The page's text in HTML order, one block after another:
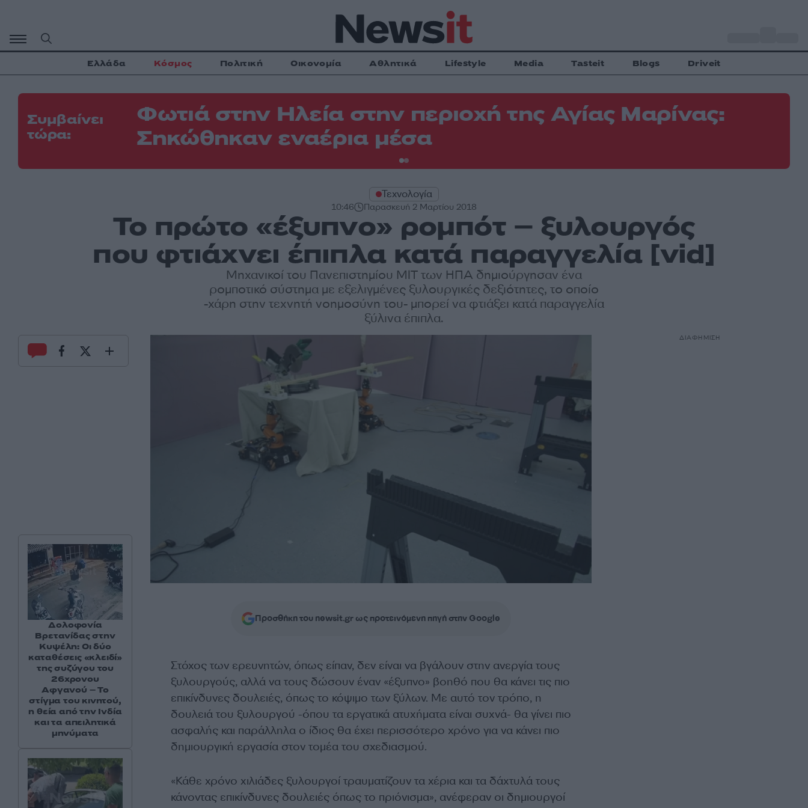
περιεχόμενο
Ελλάδα Κόσμος Πολιτική Οικονομία Αθλητικά Lifestyle Media Tasteit Blogs Driveit
Συμβαίνει
τώρα:
Φωτιά στην Ηλεία στην περιοχή της Αγίας Μαρίνας:
Σηκώθηκαν εναέρια μέσα
Τεχνολογία
10:46 Παρασκευή 2 Μαρτίου 2018
Το πρώτο «έξυπνο» ρομπότ – ξυλουργός
που φτιάχνει έπιπλα κατά παραγγελία [vid]
Μηχανικοί του Πανεπιστημίου ΜΙΤ των ΗΠΑ δημιούργησαν ένα
ρομποτικό σύστημα με εξελιγμένες ξυλουργικές δεξιότητες, το οποίο
-χάρη στην τεχνητή νοημοσύνη του- μπορεί να φτιάξει κατά παραγγελία
ξύλινα έπιπλα.
Προσθήκη του newsit.gr ως προτεινόμενη πηγή στην Google
Στόχος των ερευνητών, όπως είπαν, δεν είναι να βγάλουν στην ανεργία τους
ξυλουργούς, αλλά να τους δώσουν έναν «έξυπνο» βοηθό που θα κάνει τις πιο
επικίνδυνες δουλειές, όπως το κόψιμο των ξύλων. Με αυτό τον τρόπο, η
δουλειά του ξυλουργού -όπου τα εργατικά ατυχήματα είναι συχνά- θα γίνει πιο
ασφαλής και παράλληλα ο ίδιος θα έχει περισσότερο χρόνο για να κάνει πιο
δημιουργική εργασία στον τομέα του σχεδιασμού.
«Κάθε χρόνο χιλιάδες ξυλουργοί τραυματίζουν τα χέρια και τα δάχτυλά τους
κάνοντας επικίνδυνες δουλειές όπως το πριόνισμα», ανέφεραν οι δημιουργοί
Δολοφονία
Βρετανίδας στην
Κυψέλη: Οι δύο
καταθέσεις «κλειδί»
της συζύγου του
26χρονου
Αφγανού – Το
στίγμα του κινητού,
η θεία από την Ινδία
και τα απειλητικά
μηνύματα
ΔΙΑΦΗΜΙΣΗ